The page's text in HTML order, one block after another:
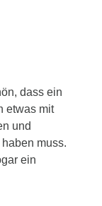
dass ein
etwas mit
und
muss.
ein